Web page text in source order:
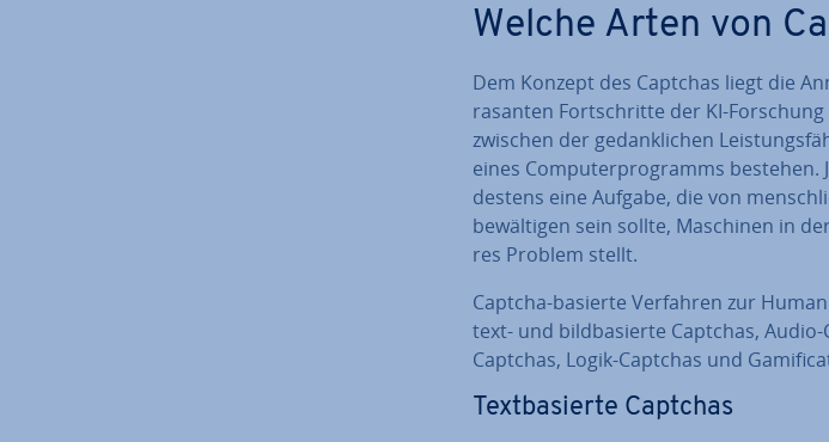
Welche Arten von
Dem Konzept des Captchas liegt die
rasanten Fort­schrit­te der KI-
zwischen der ge­dank­li­chen
eines Com­pu­ter­pro­gramms bestehen.
des­tens eine Aufgabe, die von
be­wäl­ti­gen sein sollte, Maschinen in
res Problem stellt.
Captcha-basierte Verfahren zur
text- und bild­ba­sier­te Captchas,
Captchas, Logik-Captchas und
Text­ba­sier­te Captchas